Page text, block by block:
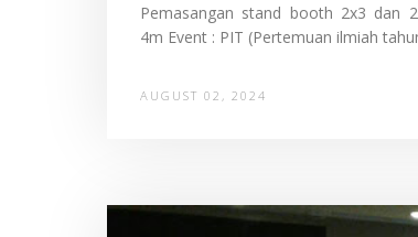
Pemasangan stand booth 2x3 dan
4m Event : PIT (Pertemuan ilmiah
AUGUST 02, 2024